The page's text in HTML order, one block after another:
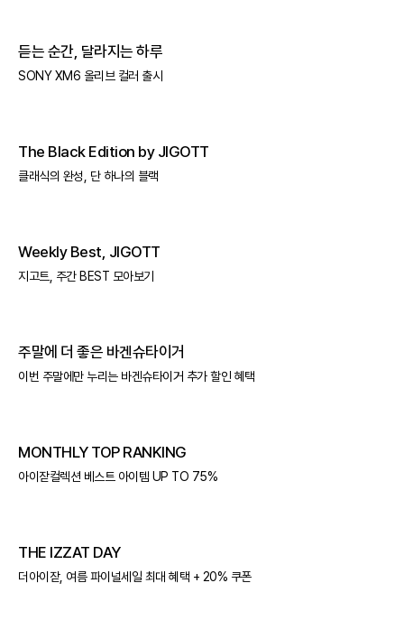
듣는 순간, 달라지는 하루
SONY XM6 올리브 컬러 출시
The Black Edition by JIGOTT
클래식의 완성, 단 하나의 블랙
Weekly Best, JIGOTT
지고트, 주간 BEST 모아보기
주말에 더 좋은 바겐슈타이거
이번 주말에만 누리는 바겐슈타이거 추가 할인 혜택
MONTHLY TOP RANKING
아이잗컬렉션 베스트 아이템 UP TO 75%
THE IZZAT DAY
더아이잗, 여름 파이널세일 최대 혜택 + 20% 쿠폰